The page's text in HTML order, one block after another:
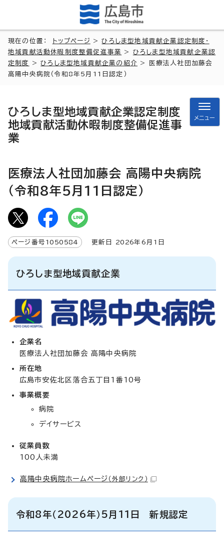
現在の位置： トップページ >ひろしま型地域貢献企業認定制度・
地域貢献活動休暇制度整備促進事業
> ひろしま型地域貢献企業認
定制度
>ひろしま型地域貢献企業の紹介
> 医療法人社団加藤会
高陽中央病院（令和8年5月11日認定）
ひろしま型地域貢献企業認定制度
地域貢献活動休暇制度整備促進事
業
メニュー
医療法人社団加藤会 高陽中央病院
（令和8年5月11日認定）
ページ番号 1050584 更新日 2026年6月1日
ひろしま型地域貢献企業
企業名
医療法人社団加藤会 高陽中央病院
所在地
広島市安佐北区落合五丁目1番10号
事業概要
病院
デイサービス
従業員数
100人未満
高陽中央病院ホームページ （外部リンク）
令和8年（2026年）5月11日 新規認定